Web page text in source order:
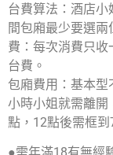
台費算法：酒店
間包廂最少要選
費：每次消費只
台費。
包廂費用：基本型
小時小姐就需離開
點，12點後需框